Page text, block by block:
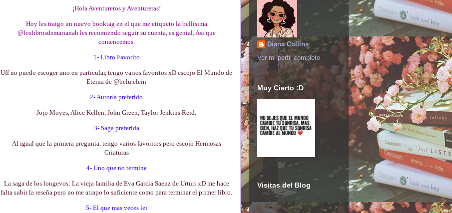
¡Hola Aventureros y Aventureras!
Hoy les traigo un nuevo booktag en el que me etiqueto la bellisima
@loslibrosdemarianah les recomiendo seguir su cuenta, es genial. Asi que
comencemos.
1- Libro Favorito
Uff no puedo escoger uno en particular, tengo varios favoritos xD escojo El Mundo de
Eterna de @belu.elein
2- Autor/a preferido
Jojo Moyes, Alice Kellen, John Green, Taylor Jenkins Reid.
3- Saga preferida
Al igual que la primera pregunta, tengo varios favoritos pero escojo Hermosas
Criaturas
4- Uno que no termine
La saga de los longevos: La vieja familia de Eva Garcia Saenz de Urturi xD me hace
falta subir la reseña pero no me atrapo lo suficiente como para terminar el primer libro.
5- El que mas veces lei
Diana Collins
Ver mi perfil completo
Muy Cierto :D
Visitas del Blog